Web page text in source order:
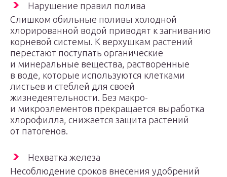
Нарушение правил полива
Слишком обильные поливы холодной
хлорированной водой приводят к загниванию
корневой системы. К верхушкам растений
перестают поступать органические
и минеральные вещества, растворенные
в воде, которые используются клетками
листьев и стеблей для своей
жизнедеятельности. Без макро-
и микроэлементов прекращается выработка
хлорофилла, снижается защита растений
от патогенов.
Нехватка железа
Несоблюдение сроков внесения удобрений